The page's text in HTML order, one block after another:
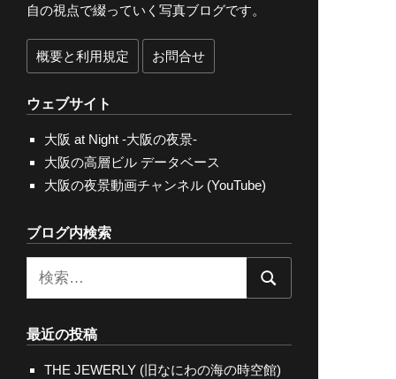
自の視点で綴っていく写真ブログです。
概要と利用規定 お問合せ
ウェブサイト
大阪 at Night -大阪の夜景-
大阪の高層ビル データベース
大阪の夜景動画チャンネル (YouTube)
ブログ内検索
検
最近の投稿
THE JEWERLY (旧なにわの海の時空館)